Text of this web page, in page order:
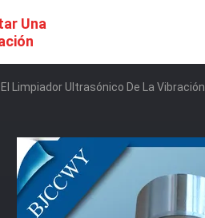
Una
Limpiador Ultrasónico De La Vibración